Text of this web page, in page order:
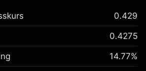
0.429
0.4275
14.77%